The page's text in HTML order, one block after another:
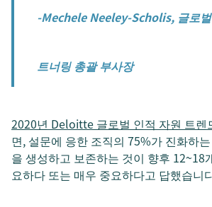
-Mechele Neeley-Scholis, 글로
트너링 총괄 부사장
2020년 Deloitte 글로벌 인적 자원 트렌
면, 설문에 응한 조직의 75%가 진화하
을 생성하고 보존하는 것이 향후 12~18
요하다 또는 매우 중요하다고 답했습니